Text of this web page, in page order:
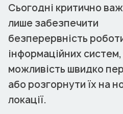
Сьогодні критично
лише забезпечити
безперервність
інформаційних
можливість швидко
або розгорнути їх на
локації.